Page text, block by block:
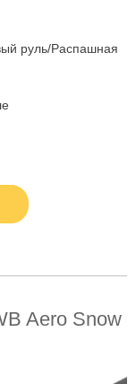
руль/Распашная
Aero Snow